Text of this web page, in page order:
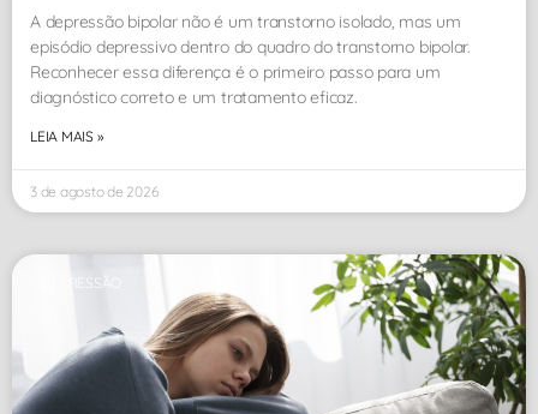
A depressão bipolar não é um transtorno isolado, mas um
episódio depressivo dentro do quadro do transtorno bipolar.
Reconhecer essa diferença é o primeiro passo para um
diagnóstico correto e um tratamento eficaz.
LEIA MAIS »
3 de agosto de 2026
DEPRESSÃO